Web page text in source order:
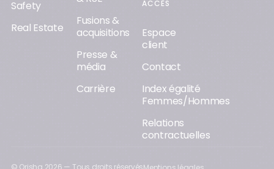
Safety
Real Estate
Fusions &
acquisitions
Presse &
média
Carrière
ACCÈS
Espace
client
Contact
Index égalité
Femmes/Hommes
Relations
contractuelles